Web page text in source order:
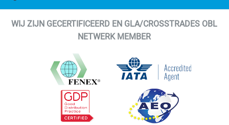
WIJ ZIJN GECERTIFICEERD EN GLA/CROSSTRADES OBL
NETWERK MEMBER